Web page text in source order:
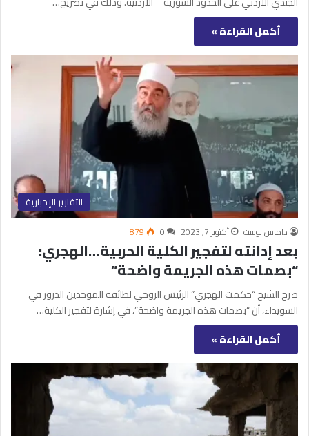
أكمل القراءة »
التقارير الإخبارية
داماس بوست أكتوبر 7, 2023 0
879
بعد إدانته لتفجير الكلية الحربية…الهجري:
“بصمات هذه الجريمة واضحة”
صرح الشيخ “حكمت الهجري” الرئيس الروحي لطائفة الموحدين الدروز في
السويداء، أن “بصمات هذه الجريمة واضحة”، في إشارة لتفجير الكلية…
أكمل القراءة »